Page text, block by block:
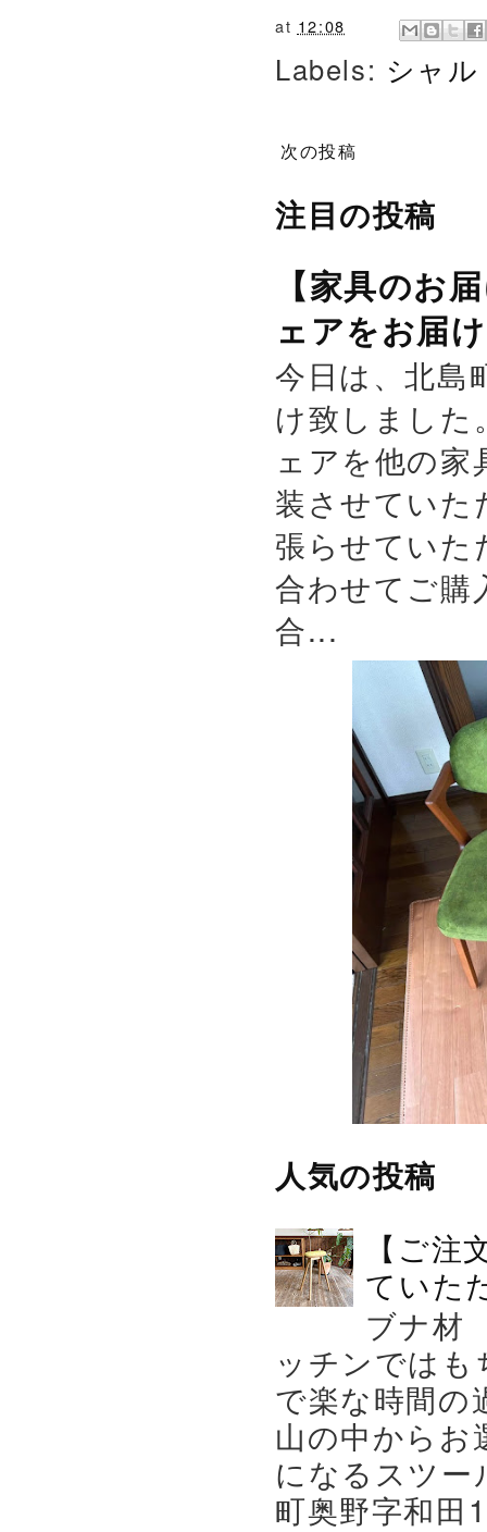
at 12:08
Labels: シャ
次の投稿
注目の投稿
【家具のお
ェアをお届
今日は、北島
け致しまし
ェアを他の
装させていた
張らせていた
合わせてご購
合...
人気の投稿
【ご
ていた
ブナ材
ッチンでは
で楽な時間の
山の中から
になるスツー
町奥野字和